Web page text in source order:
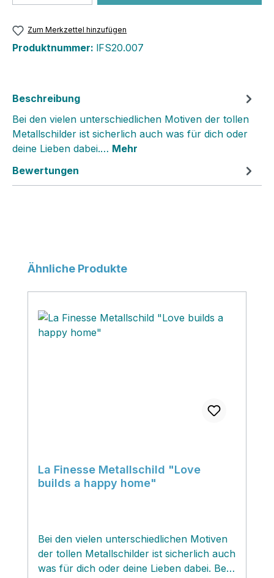
Zum Merkzettel hinzufügen
Produktnummer: lFS20.007
Beschreibung
Bei den vielen unterschiedlichen Motiven der tollen
Metallschilder ist sicherlich auch was für dich oder
deine Lieben dabei.… Mehr
Bewertungen
Produktgalerie überspringen
Ähnliche Produkte
La Finesse Metallschild "Love
builds a happy home"
Bei den vielen unterschiedlichen Motiven
der tollen Metallschilder ist sicherlich auch
was für dich oder deine Lieben dabei. Bei